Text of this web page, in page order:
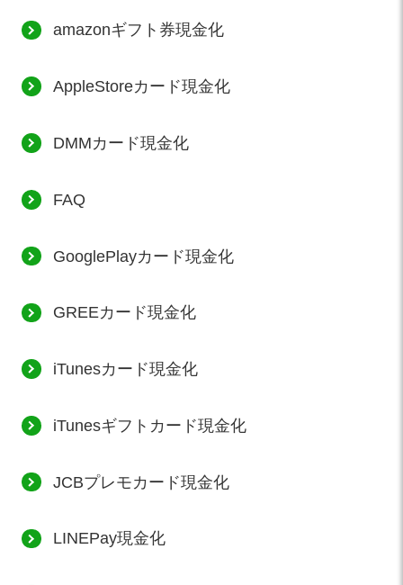
amazonギフト券現金化
AppleStoreカード現金化
DMMカード現金化
FAQ
GooglePlayカード現金化
GREEカード現金化
iTunesカード現金化
iTunesギフトカード現金化
JCBプレモカード現金化
LINEPay現金化